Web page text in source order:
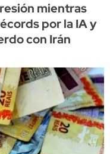
mientras
por la IA y
con Irán